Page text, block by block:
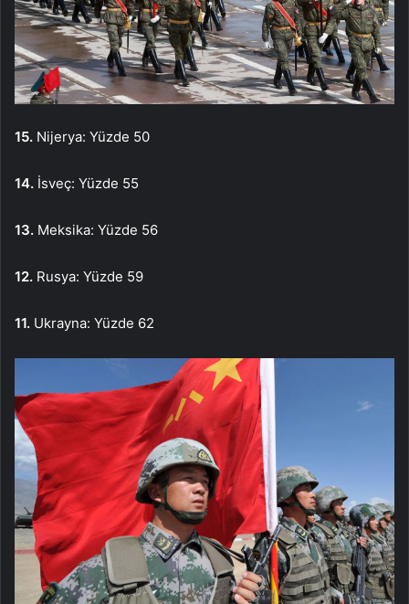
15. Nijerya: Yüzde 50
14. İsveç: Yüzde 55
13. Meksika: Yüzde 56
12. Rusya: Yüzde 59
11. Ukrayna: Yüzde 62